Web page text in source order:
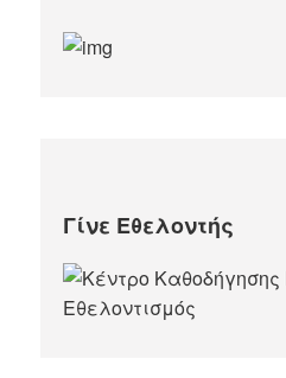
Γίνε Εθελοντής